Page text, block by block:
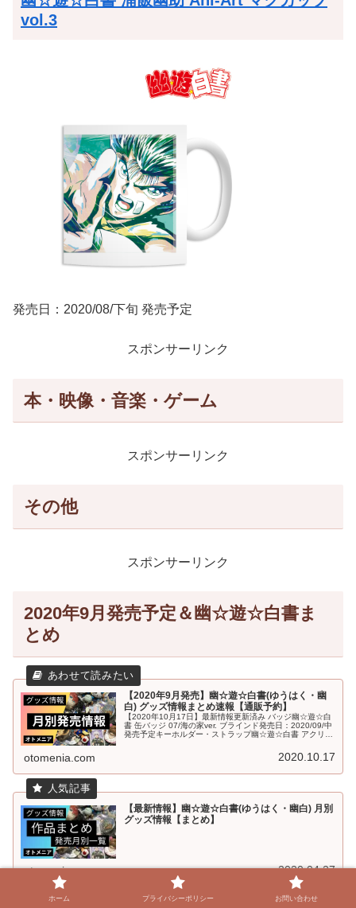
vol.3
発売日：2020/08/下旬 発売予定
スポンサーリンク
本・映像・音楽・ゲーム
スポンサーリンク
その他
スポンサーリンク
2020年9月発売予定＆幽☆遊☆白書ま
とめ
【2020年9月発売】幽☆遊☆白書(ゆうはく・幽
白) グッズ情報まとめ速報【通販予約】
【2020年10月17日】最新情報更新済み バッジ幽☆遊☆白
書 缶バッジ 07/海の家ver. ブラインド発売日：2020/09/中
発売予定キーホルダー・ストラップ幽☆遊☆白書 アクリル
otomenia.com 2020.10.17
【最新情報】幽☆遊☆白書(ゆうはく・幽白) 月別
グッズ情報【まとめ】
otomenia.com 2020.04.27
ホーム プライバシーポリシー お問い合わせ